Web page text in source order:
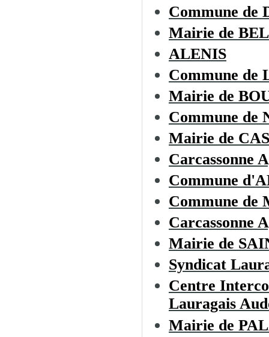
Commune de
Mairie de
ALENIS
Commune de
Mairie de
Commune de
Mairie de
Carcassonne
Commune
Commune
Carcassonne
Mairie de
Syndicat
Centre
Lauragais
Mairie de